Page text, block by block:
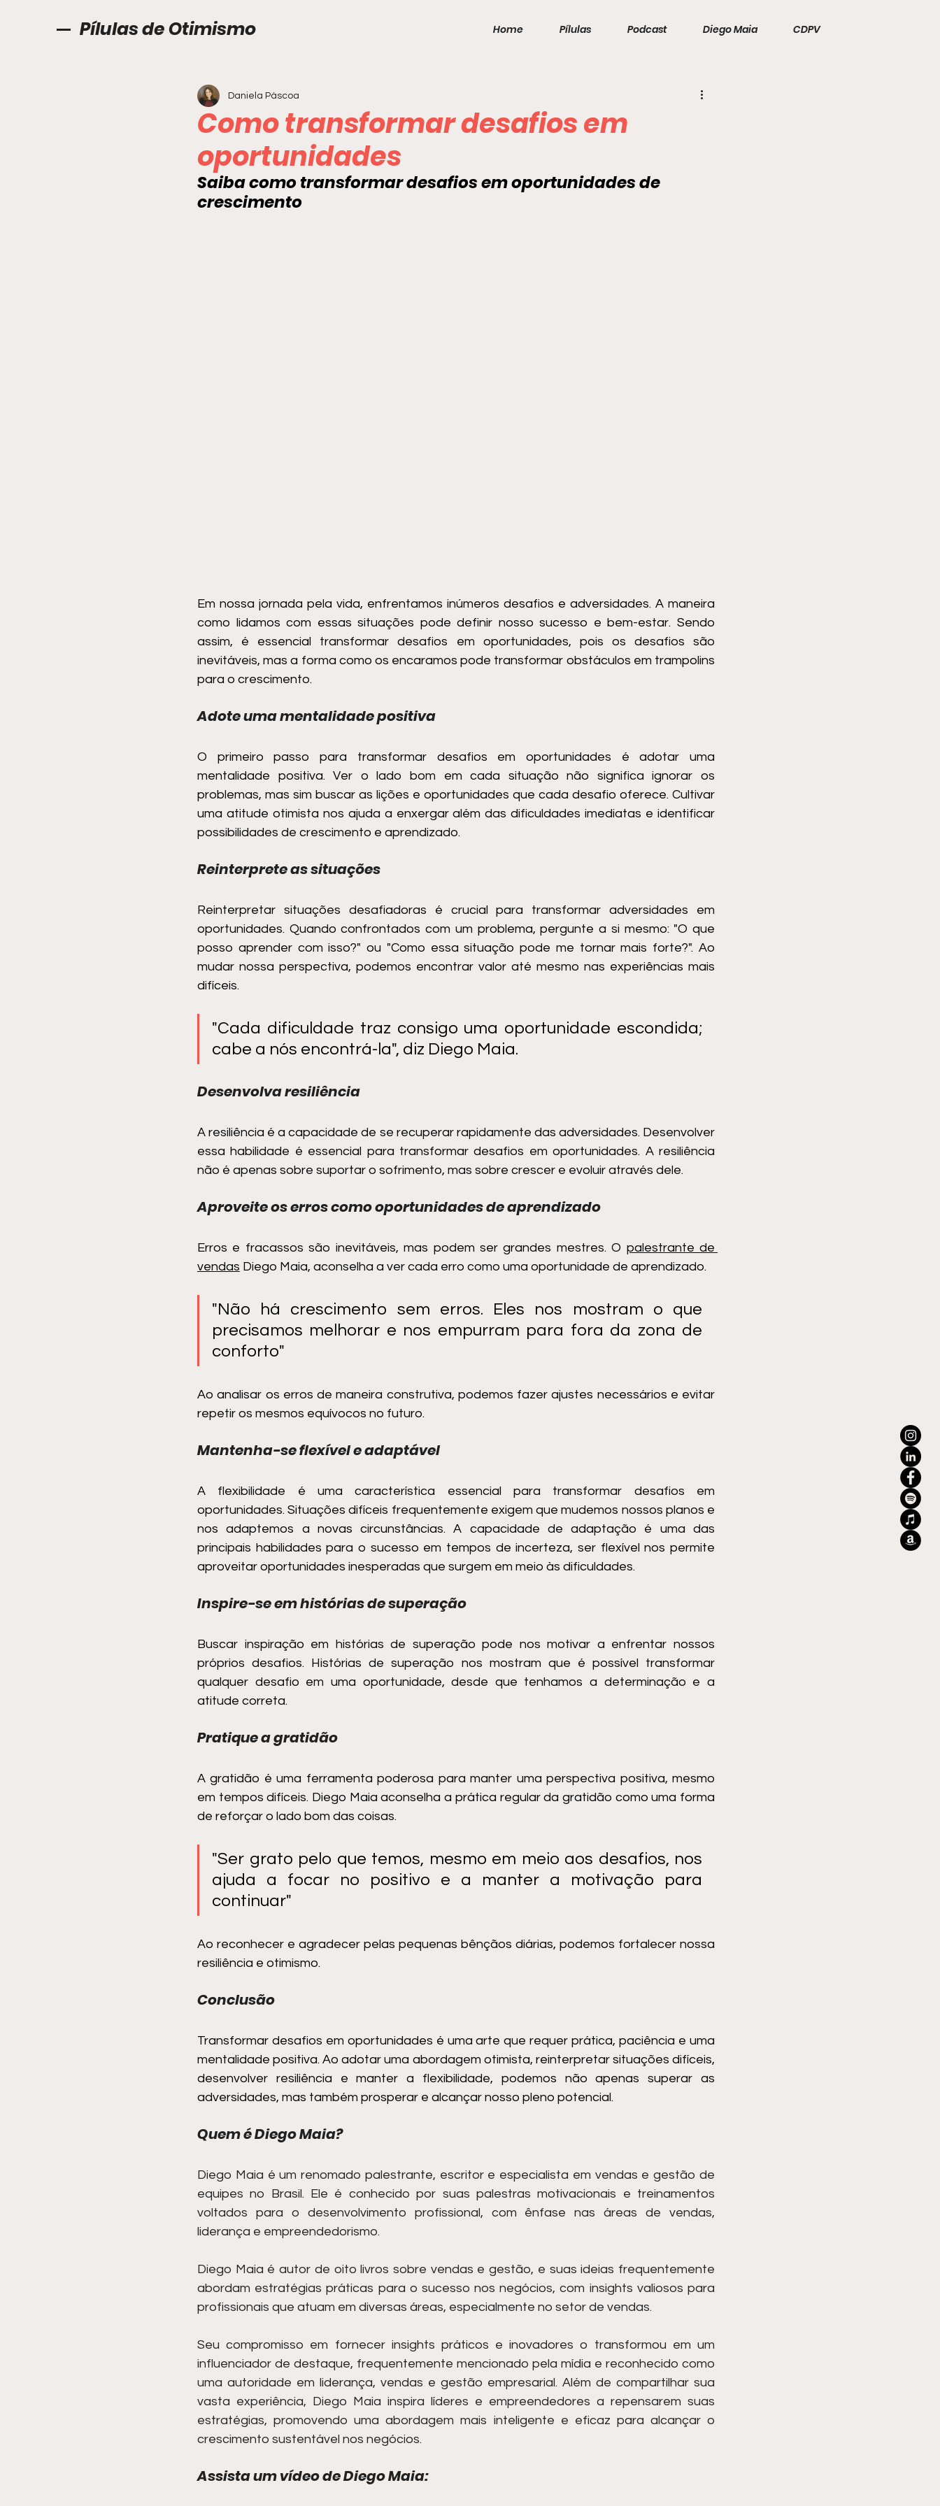
Pílulas de Otimismo Home Pílulas Podcast Diego Maia CDPV
Como transformar desafios em
oportunidades
Daniela Páscoa
Saiba como transformar desafios em oportunidades de
crescimento
Em nossa jornada pela vida, enfrentamos inúmeros desafios e adversidades. A maneira
como lidamos com essas situações pode definir nosso sucesso e bem-estar. Sendo
assim, é essencial transformar desafios em oportunidades, pois os desafios são
inevitáveis, mas a forma como os encaramos pode transformar obstáculos em trampolins
para o crescimento.
Adote uma mentalidade positiva
O primeiro passo para transformar desafios em oportunidades é adotar uma
mentalidade positiva. Ver o lado bom em cada situação não significa ignorar os
problemas, mas sim buscar as lições e oportunidades que cada desafio oferece. Cultivar
uma atitude otimista nos ajuda a enxergar além das dificuldades imediatas e identificar
possibilidades de crescimento e aprendizado.
Reinterprete as situações
Reinterpretar situações desafiadoras é crucial para transformar adversidades em
oportunidades. Quando confrontados com um problema, pergunte a si mesmo: "O que
posso aprender com isso?" ou "Como essa situação pode me tornar mais forte?". Ao
mudar nossa perspectiva, podemos encontrar valor até mesmo nas experiências mais
difíceis.
"Cada dificuldade traz consigo uma oportunidade escondida;
cabe a nós encontrá-la", diz Diego Maia.
Desenvolva resiliência
A resiliência é a capacidade de se recuperar rapidamente das adversidades. Desenvolver
essa habilidade é essencial para transformar desafios em oportunidades. A resiliência
não é apenas sobre suportar o sofrimento, mas sobre crescer e evoluir através dele.
Aproveite os erros como oportunidades de aprendizado
Erros e fracassos são inevitáveis, mas podem ser grandes mestres. O palestrante de
vendas Diego Maia, aconselha a ver cada erro como uma oportunidade de aprendizado.
"Não há crescimento sem erros. Eles nos mostram o que
precisamos melhorar e nos empurram para fora da zona de
conforto"
Ao analisar os erros de maneira construtiva, podemos fazer ajustes necessários e evitar
repetir os mesmos equívocos no futuro.
Mantenha-se flexível e adaptável
A flexibilidade é uma característica essencial para transformar desafios em
oportunidades. Situações difíceis frequentemente exigem que mudemos nossos planos e
nos adaptemos a novas circunstâncias. A capacidade de adaptação é uma das
principais habilidades para o sucesso em tempos de incerteza, ser flexível nos permite
aproveitar oportunidades inesperadas que surgem em meio às dificuldades.
Inspire-se em histórias de superação
Buscar inspiração em histórias de superação pode nos motivar a enfrentar nossos
próprios desafios. Histórias de superação nos mostram que é possível transformar
qualquer desafio em uma oportunidade, desde que tenhamos a determinação e a
atitude correta.
Pratique a gratidão
A gratidão é uma ferramenta poderosa para manter uma perspectiva positiva, mesmo
em tempos difíceis. Diego Maia aconselha a prática regular da gratidão como uma forma
de reforçar o lado bom das coisas.
"Ser grato pelo que temos, mesmo em meio aos desafios, nos
ajuda a focar no positivo e a manter a motivação para
continuar"
Ao reconhecer e agradecer pelas pequenas bênçãos diárias, podemos fortalecer nossa
resiliência e otimismo.
Conclusão
Transformar desafios em oportunidades é uma arte que requer prática, paciência e uma
mentalidade positiva. Ao adotar uma abordagem otimista, reinterpretar situações difíceis,
desenvolver resiliência e manter a flexibilidade, podemos não apenas superar as
adversidades, mas também prosperar e alcançar nosso pleno potencial.
Quem é Diego Maia?
Diego Maia é um renomado palestrante, escritor e especialista em vendas e gestão de
equipes no Brasil. Ele é conhecido por suas palestras motivacionais e treinamentos
voltados para o desenvolvimento profissional, com ênfase nas áreas de vendas,
liderança e empreendedorismo.
Diego Maia é autor de oito livros sobre vendas e gestão, e suas ideias frequentemente
abordam estratégias práticas para o sucesso nos negócios, com insights valiosos para
profissionais que atuam em diversas áreas, especialmente no setor de vendas.
Seu compromisso em fornecer insights práticos e inovadores o transformou em um
influenciador de destaque, frequentemente mencionado pela mídia e reconhecido como
uma autoridade em liderança, vendas e gestão empresarial. Além de compartilhar sua
vasta experiência, Diego Maia inspira líderes e empreendedores a repensarem suas
estratégias, promovendo uma abordagem mais inteligente e eficaz para alcançar o
crescimento sustentável nos negócios.
Assista um vídeo de Diego Maia: